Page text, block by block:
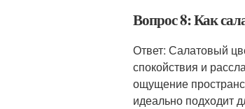
Вопрос 8: Как
Ответ: Салатовый
спокойствия и
ощущение
идеально подходит